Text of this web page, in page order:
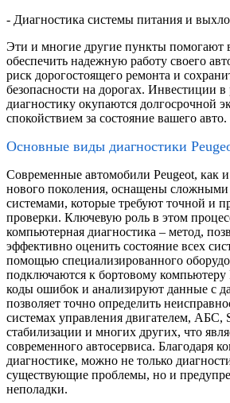
- Диагностика системы питания и
Эти и многие другие пункты помогают
обеспечить надежную работу своего
риск дорогостоящего ремонта и
безопасности на дорогах. Инвестиции
диагностику окупаются долгосрочной
спокойствием за состояние вашего авто.
Основные виды диагностики
Современные автомобили Peugeot, как
нового поколения, оснащены
системами, которые требуют точной и
проверки. Ключевую роль в этом
компьютерная диагностика – метод,
эффективно оценить состояние всех
помощью специализированного
подключаются к бортовому компьютеру
коды ошибок и анализируют данные с
позволяет точно определить
системах управления двигателем, АБС,
стабилизации и многих других, что
современного автосервиса. Благодаря
диагностике, можно не только
существующие проблемы, но и
неполадки.